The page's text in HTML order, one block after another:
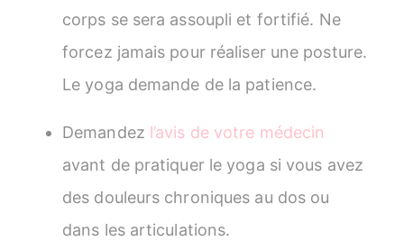
corps se sera assoupli et fortifié. Ne
forcez jamais pour réaliser une posture.
Le yoga demande de la patience.
Demandez l’avis de votre médecin
avant de pratiquer le yoga si vous avez
des douleurs chroniques au dos ou
dans les articulations.